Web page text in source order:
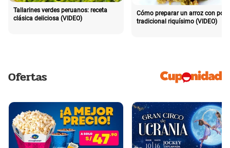
Tallarines verdes peruanos: receta
clásica deliciosa (VIDEO)
Cómo preparar un arroz con pollo
tradicional riquísimo (VIDEO)
Ofertas